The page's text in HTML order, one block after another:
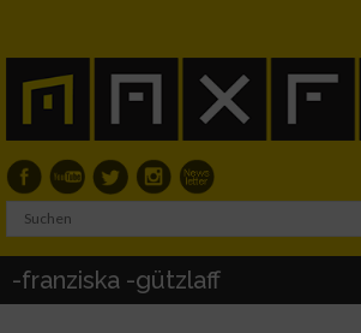
-franziska -gützlaff